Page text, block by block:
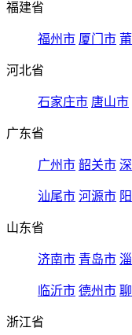
福建省
福州市 厦门市
河北省
石家庄市 唐山市
广东省
广州市 韶关市
汕尾市 河源市
山东省
济南市 青岛市
临沂市 德州市
浙江省